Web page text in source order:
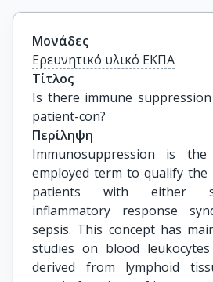
Μονάδες
Ερευνητικό υλικό ΕΚΠΑ
Τίτλος
Is there immune
patient-con?
Περίληψη
Immunosuppression is
employed term to qualify
patients with either
inflammatory response
sepsis. This concept has
studies on blood
derived from lymphoid